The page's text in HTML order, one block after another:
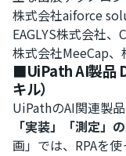
株式会社aiforce
EAGLYS株式会社
株式会社MeeCap
■UiPath AI製品
キル）
UiPathのAI関連製
「実装」「測定」
画」では、RPAを